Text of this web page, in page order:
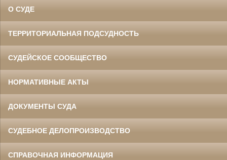
О СУДЕ
ТЕРРИТОРИАЛЬНАЯ ПОДСУДНОСТЬ
СУДЕЙСКОЕ СООБЩЕСТВО
НОРМАТИВНЫЕ АКТЫ
ДОКУМЕНТЫ СУДА
СУДЕБНОЕ ДЕЛОПРОИЗВОДСТВО
СПРАВОЧНАЯ ИНФОРМАЦИЯ